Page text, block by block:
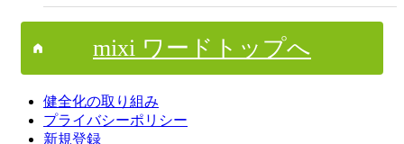
mixi ワードトップへ
健全化の取り組み
プライバシーポリシー
新規登録